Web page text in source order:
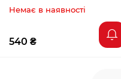
Немає в наявності
540 ₴